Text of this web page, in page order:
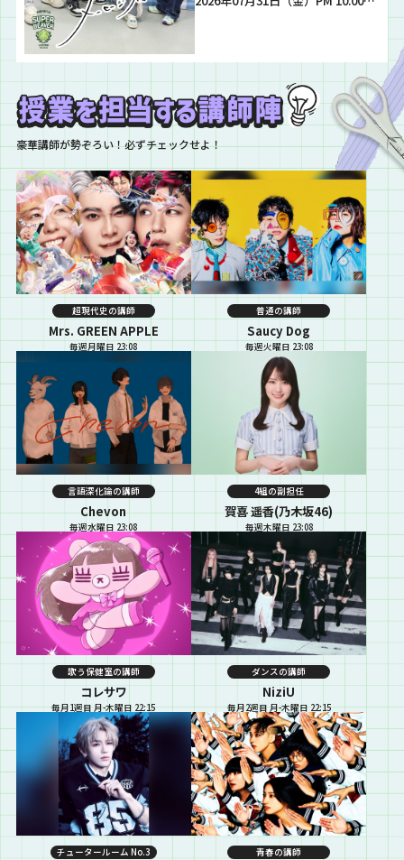
豪華講師が勢ぞろい！必ずチェックせよ！
超現代史の講師
Mrs. GREEN APPLE
毎週月曜日 23:08
普通の講師
Saucy Dog
毎週火曜日 23:08
言語深化論の講師
Chevon
毎週水曜日 23:08
4組の副担任
賀喜 遥香(乃木坂46)
毎週木曜日 23:08
歌う保健室の講師
コレサワ
毎月1週目 月-木曜日 22:15
ダンスの講師
NiziU
毎月2週目 月-木曜日 22:15
チュータールーム No.3 青春の講師